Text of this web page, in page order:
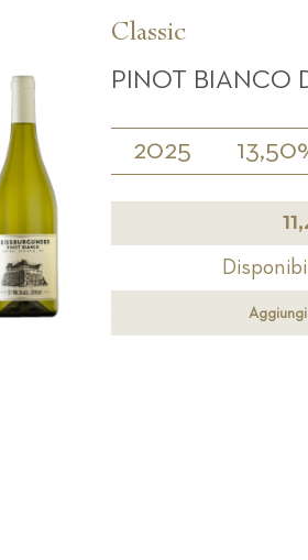
Classic
PINOT BIANCO
2025